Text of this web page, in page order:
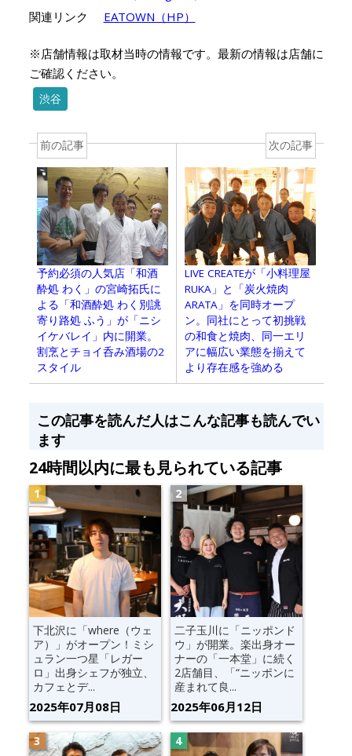
関連リンク
EATOWN（HP）
※店舗情報は取材当時の情報です。最新の情報は店舗に
ご確認ください。
渋谷
前の記事
予約必須の人気店「和酒
酔処 わく」の宮崎拓氏に
よる「和酒酔処 わく別誂
寄り路処 ふう」が「ニシ
イケバレイ」内に開業。
割烹とチョイ呑み酒場の2
スタイル
次の記事
LIVE CREATEが「小料理屋
RUKA」と「炭火焼肉
ARATA」を同時オープ
ン。同社にとって初挑戦
の和食と焼肉、同一エリ
アに幅広い業態を揃えて
より存在感を強める
この記事を読んだ人はこんな記事も読んでい
ます
24時間以内に最も見られている記事
下北沢に「where（ウェ
ア）」がオープン！ミシ
ュラン一つ星「レガー
ロ」出身シェフが独立、
カフェとデ...
2025年07月08日
二子玉川に「ニッポンド
ウ」が開業。楽出身オー
ナーの「一本堂」に続く
2店舗目、「“ニッポンに
産まれて良...
2025年06月12日